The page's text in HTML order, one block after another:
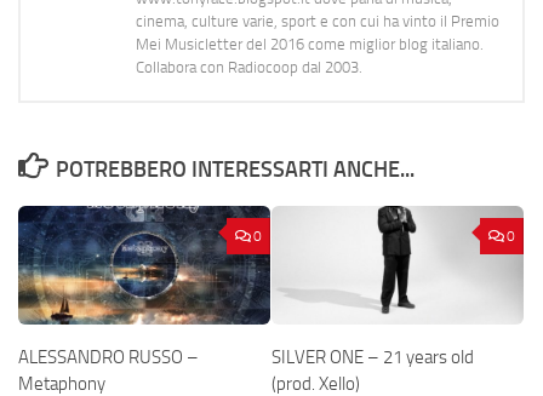
cinema, culture varie, sport e con cui ha vinto il Premio
Mei Musicletter del 2016 come miglior blog italiano.
Collabora con Radiocoop dal 2003.
POTREBBERO INTERESSARTI ANCHE...
0
ALESSANDRO RUSSO –
Metaphony
0
SILVER ONE – 21 years old
(prod. Xello)